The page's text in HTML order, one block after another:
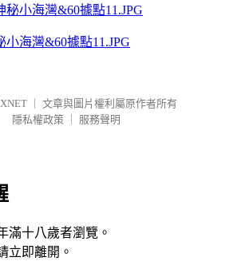
小海灣&60據點11.JPG
文章與圖片權利屬原作者所有
隱私權政策
服務聲明
滿十八歲者瀏覽。
立即離開。